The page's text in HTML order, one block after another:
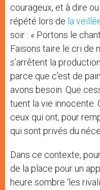
courageux, et à dire
répété lors de la
soir : « Portons le
Faisons taire le cri de
s’arrêtent la
parce que c’est de
avons besoin. Que
tuent la vie innocente.
ceux qui ont, pour
qui sont privés du
Dans ce contexte,
de la place pour un
heure sombre ‘les